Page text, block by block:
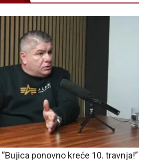
ponovno kreće 10. travnja!”